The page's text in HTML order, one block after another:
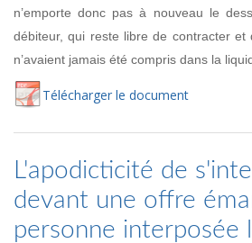
n’emporte donc pas à nouveau le
débiteur, qui reste libre de contracter et
n’avaient jamais été compris dans la
Télécharger le document
L'apodicticité de
devant une offre
personne interposée